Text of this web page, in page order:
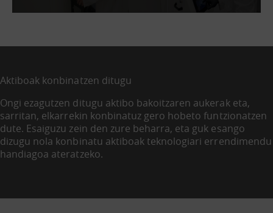
Aktiboak konbinatzen ditugu
Ongi ezagutzen ditugu aktibo bakoitzaren aukerak eta,
sarritan, elkarrekin konbinatuz gero hobeto funtzionatzen
dute. Esaiguzu zein den zure beharra, eta guk esango
dizugu nola konbinatu aktiboak teknologiari errendimendu
handiagoa ateratzeko.